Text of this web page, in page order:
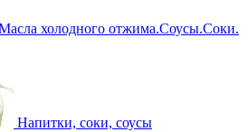
холодного отжима.Соусы.Соки.
Напитки, соки, соусы